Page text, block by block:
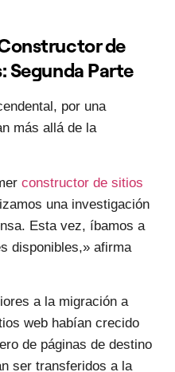
de
Segunda Parte
por una
más allá de la
constructor de sitios
una investigación
Esta vez, íbamos a
disponibles,» afirma
a la migración a
web habían crecido
de páginas de destino
ser transferidos a la